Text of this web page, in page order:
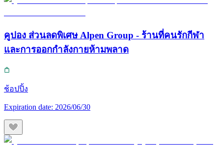
คูปอง ส่วนลดพิเศษ Alpen Group - ร้านที่คนรักกีฬา
และการออกกำลังกายห้ามพลาด
ช้อปปิ้ง
Expiration date: 2026/06/30